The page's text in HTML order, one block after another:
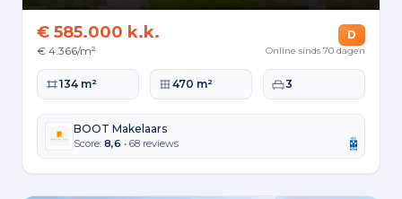
€ 585.000 k.k.
€ 4.366/m²
D
Online sinds 70 dagen
Woonoppervlakte
134 m² Perceeloppervlakte
470 m² Slaapkamers
3
BOOT Makelaars
Score: 8,6 • 68 reviews